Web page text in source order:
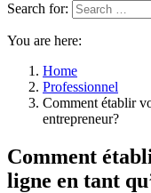
Search for:
You are here:
Home
Professionnel
Comment établir
entrepreneur?
Comment
ligne en tant